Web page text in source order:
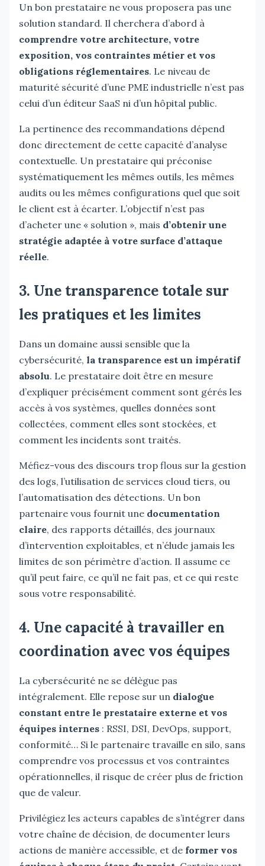
Un bon prestataire ne vous proposera pas une
solution standard. Il cherchera d’abord à
comprendre votre architecture, votre
exposition, vos contraintes métier et vos
obligations réglementaires. Le niveau de
maturité sécurité d’une PME industrielle n’est pas
celui d’un éditeur SaaS ni d’un hôpital public.
La pertinence des recommandations dépend
donc directement de cette capacité d’analyse
contextuelle. Un prestataire qui préconise
systématiquement les mêmes outils, les mêmes
audits ou les mêmes configurations quel que soit
le client est à écarter. L’objectif n’est pas
d’acheter une « solution », mais d’obtenir une
stratégie adaptée à votre surface d’attaque
réelle.
3. Une transparence totale sur
les pratiques et les limites
Dans un domaine aussi sensible que la
cybersécurité, la transparence est un impératif
absolu. Le prestataire doit être en mesure
d’expliquer précisément comment sont gérés les
accès à vos systèmes, quelles données sont
collectées, comment elles sont stockées, et
comment les incidents sont traités.
Méfiez-vous des discours trop flous sur la gestion
des logs, l’utilisation de services cloud tiers, ou
l’automatisation des détections. Un bon
partenaire vous fournit une documentation
claire, des rapports détaillés, des journaux
d’intervention exploitables, et n’élude jamais les
limites de son périmètre d’action. Il assume ce
qu’il peut faire, ce qu’il ne fait pas, et ce qui reste
sous votre responsabilité.
4. Une capacité à travailler en
coordination avec vos équipes
La cybersécurité ne se délègue pas
intégralement. Elle repose sur un dialogue
constant entre le prestataire externe et vos
équipes internes : RSSI, DSI, DevOps, support,
conformité… Si le partenaire travaille en silo, sans
comprendre vos processus et vos contraintes
opérationnelles, il risque de créer plus de friction
que de valeur.
Privilégiez les acteurs capables de s’intégrer dans
votre chaîne de décision, de documenter leurs
actions de manière accessible, et de former vos